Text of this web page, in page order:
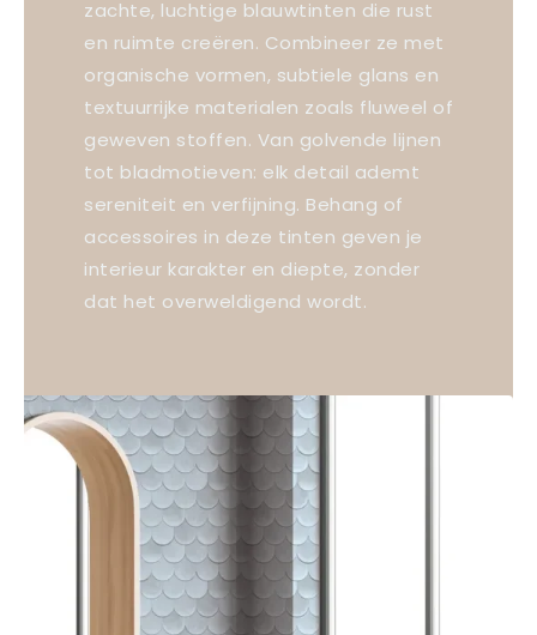
zachte, luchtige blauwtinten die rust
en ruimte creëren. Combineer ze met
organische vormen, subtiele glans en
textuurrijke materialen zoals fluweel of
geweven stoffen. Van golvende lijnen
tot bladmotieven: elk detail ademt
sereniteit en verfijning. Behang of
accessoires in deze tinten geven je
interieur karakter en diepte, zonder
dat het overweldigend wordt.